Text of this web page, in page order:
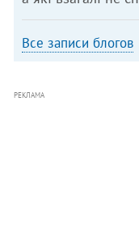
Все записи блогов
РЕКЛАМА